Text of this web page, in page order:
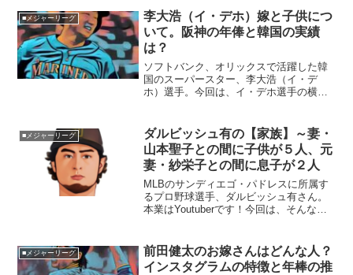
んは、タレントで歌手の里田まいさんで
す。タレント田中義剛さ...
■メジャーリーグ
李大浩（イ・デホ）嫁と子供につ
いて。阪神の年俸と韓国の実績
は？
ソフトバンク、オリックスで活躍した韓
国のスーパースター、李大浩（イ・デ
ホ）選手。今回は、イ・デホ選手の横顔
さんは、韓国人女性で、ヘジュンさんと
いいます。とても美人です！...
■メジャーリーグ
ダルビッシュ有の【家族】～妻・
山本聖子との間に子供が５人、元
妻・紗栄子との間に息子が２人
MLBのサンディエゴ・パドレスに所属す
るプロ野球選手、ダルビッシュ有さん。
本業はYoutuberです！今回は、そんなダ
ルビッシュ・ゆう）生年月日：1986年
〈昭和61年...
■メジャーリーグ
前田健太のお嫁さんはどんな人？
インスタグラムの特徴と年棒の推